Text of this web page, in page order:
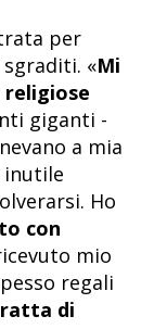
per
«Mi
giganti -
a mia
inutile
Ho
con
mio
regali
di